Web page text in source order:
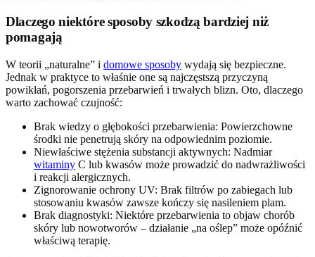
Dlaczego niektóre sposoby szkodzą bardziej niż
pomagają
W teorii „naturalne” i domowe sposoby wydają się bezpieczne.
Jednak w praktyce to właśnie one są najczęstszą przyczyną
powikłań, pogorszenia przebarwień i trwałych blizn. Oto, dlaczego
warto zachować czujność:
Brak wiedzy o głębokości przebarwienia: Powierzchowne
środki nie penetrują skóry na odpowiednim poziomie.
Niewłaściwe stężenia substancji aktywnych: Nadmiar
witaminy C lub kwasów może prowadzić do nadwrażliwości
i reakcji alergicznych.
Zignorowanie ochrony UV: Brak filtrów po zabiegach lub
stosowaniu kwasów zawsze kończy się nasileniem plam.
Brak diagnostyki: Niektóre przebarwienia to objaw chorób
skóry lub nowotworów – działanie „na oślep” może opóźnić
właściwą terapię.